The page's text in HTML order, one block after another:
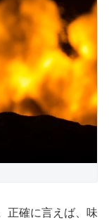
正確に言えば、味